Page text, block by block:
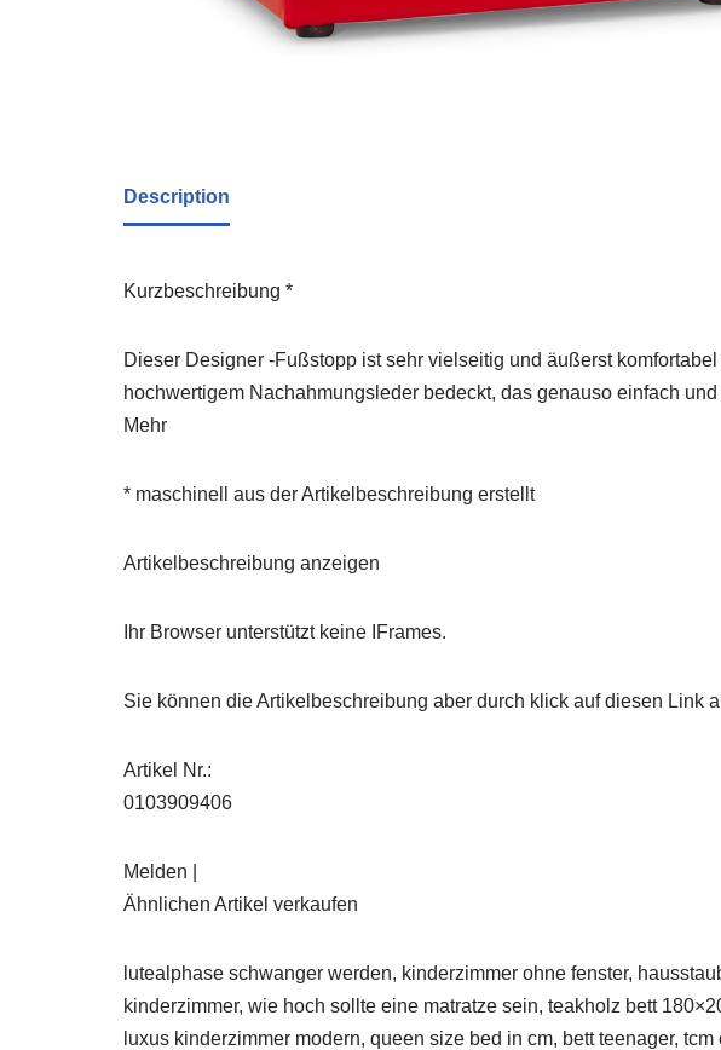
Description
Kurzbeschreibung *
Dieser Designer -Fußstopp ist sehr vielseitig und äußerst
hochwertigem Nachahmungsleder bedeckt, das genauso einfach
Mehr
* maschinell aus der Artikelbeschreibung erstellt
Artikelbeschreibung anzeigen
Ihr Browser unterstützt keine IFrames.
Sie können die Artikelbeschreibung aber durch klick auf diesen Link
Artikel Nr.:
0103909406
Melden |
Ähnlichen Artikel verkaufen
lutealphase schwanger werden, kinderzimmer ohne fenster,
kinderzimmer, wie hoch sollte eine matratze sein, teakholz bett
luxus kinderzimmer modern, queen size bed in cm, bett teenager,